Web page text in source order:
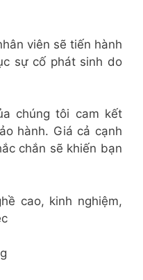
viên sẽ tiến hành
sự cố phát sinh do
chúng tôi cam kết
hành. Giá cả cạnh
chắn sẽ khiến bạn
cao, kinh nghiệm,